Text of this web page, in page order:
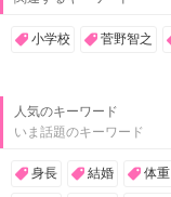
小学校 菅野智之
人気のキーワード
いま話題のキーワード
身長 結婚 体重